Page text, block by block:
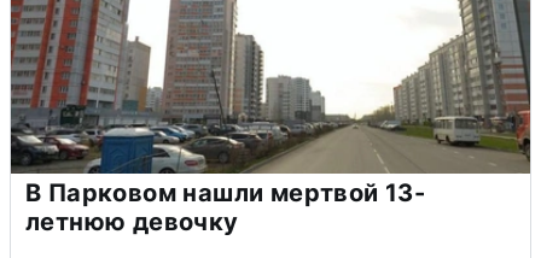
В Парковом нашли мертвой 13-
летнюю девочку